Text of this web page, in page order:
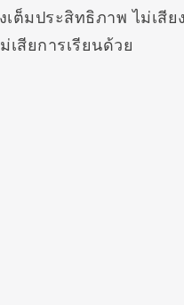
เต็มประสิทธิภาพ ไม่เสีย
เสียการเรียนด้วย